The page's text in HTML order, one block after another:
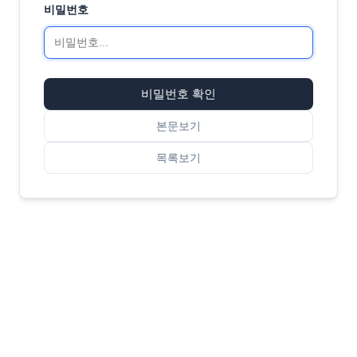
비밀번호
본문보기
목록보기
비밀번호 확인